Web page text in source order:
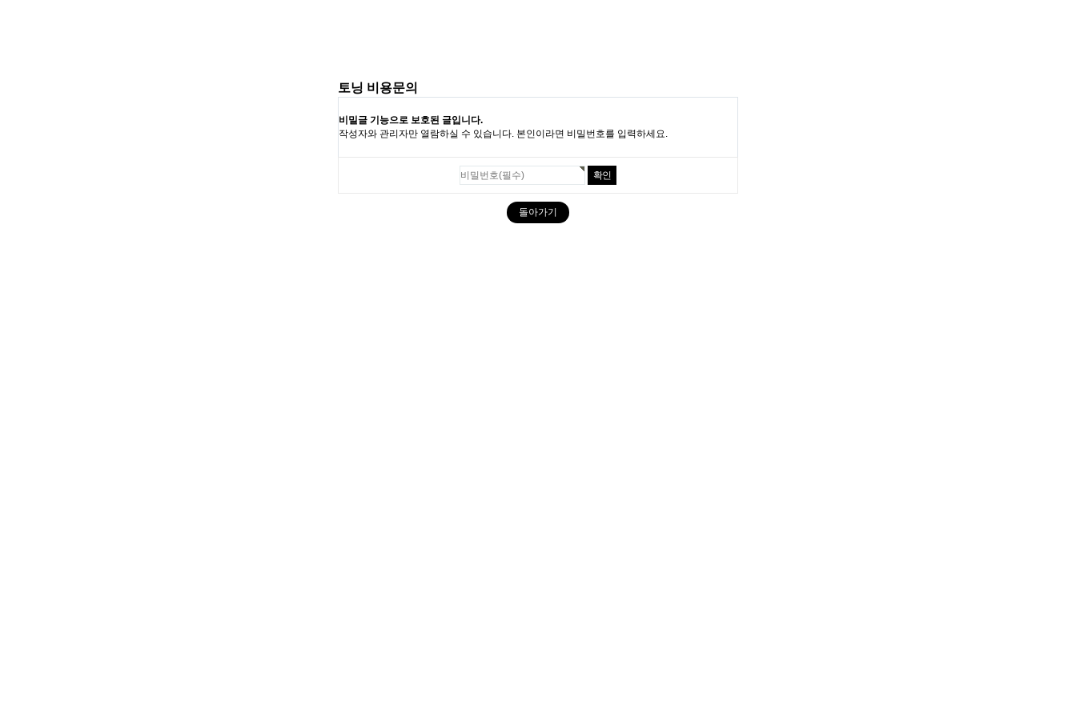
토닝 비용문의
비밀글 기능으로 보호된 글입니다.
작성자와 관리자만 열람하실 수 있습니다. 본인이라면 비밀번호를 입력하세요.
돌아가기